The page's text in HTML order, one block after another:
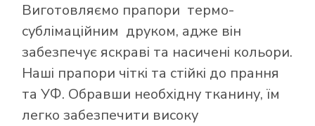
Виготовляємо прапори термо-
сублімаційним друком, адже він
забезпечує яскраві та насичені кольори.
Наші прапори чіткі та стійкі до прання
та УФ. Обравши необхідну тканину, їм
легко забезпечити високу